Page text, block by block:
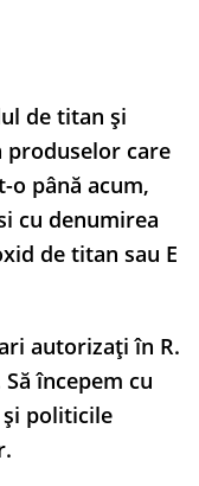
de titan și
produselor care
până acum,
cu denumirea
de titan sau E
autorizați în R.
începem cu
și politicile